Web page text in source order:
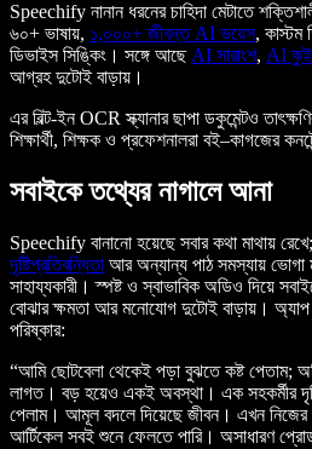
Speechify নানান ধরনের চাহিদা মেটাতে
৬০+ ভাষায়, ১,০০০+ জীবন্ত AI ভয়েস, কাস্টম
ডিভাইস সিঙ্কিং। সঙ্গে আছেAI সারাংশ, AI
আগ্রহ দুটোই বাড়ায়।
এর বিল্ট-ইন OCR স্ক্যানার ছাপা ডকুমেন্টও
শিক্ষার্থী, শিক্ষক ও প্রফেশনালরা বই–কাগজের
সবাইকে তথ্যের নাগালে আনা
Speechify বানানো হয়েছে সবার কথা মাথায় রেখে;
দৃষ্টিপ্রতিবন্ধিতা আর অন্যান্য পাঠ সমস্যায় ভোগা
সাহায্যকারী। স্পষ্ট ও স্বাভাবিক অডিও দিয়ে
বোঝার ক্ষমতা আর মনোযোগ দুটোই বাড়ায়। অ্যাপ
পরিষ্কার:
“আমি ছোটবেলা থেকেই পড়া বুঝতে কষ্ট পেতাম;
লাগত। বড় হয়েও একই অবস্থা। এক সহকর্মীর
পেলাম। আমূল বদলে দিয়েছে জীবন। এখন
আর্টিকেল সবই শুনে ফেলতে পারি। অসাধারণ